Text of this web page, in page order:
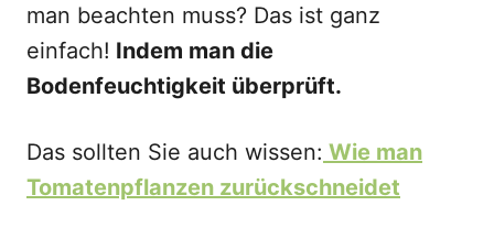
man beachten muss? Das ist ganz
einfach! Indem man die
Bodenfeuchtigkeit überprüft.
Das sollten Sie auch wissen: Wie man
Tomatenpflanzen zurückschneidet